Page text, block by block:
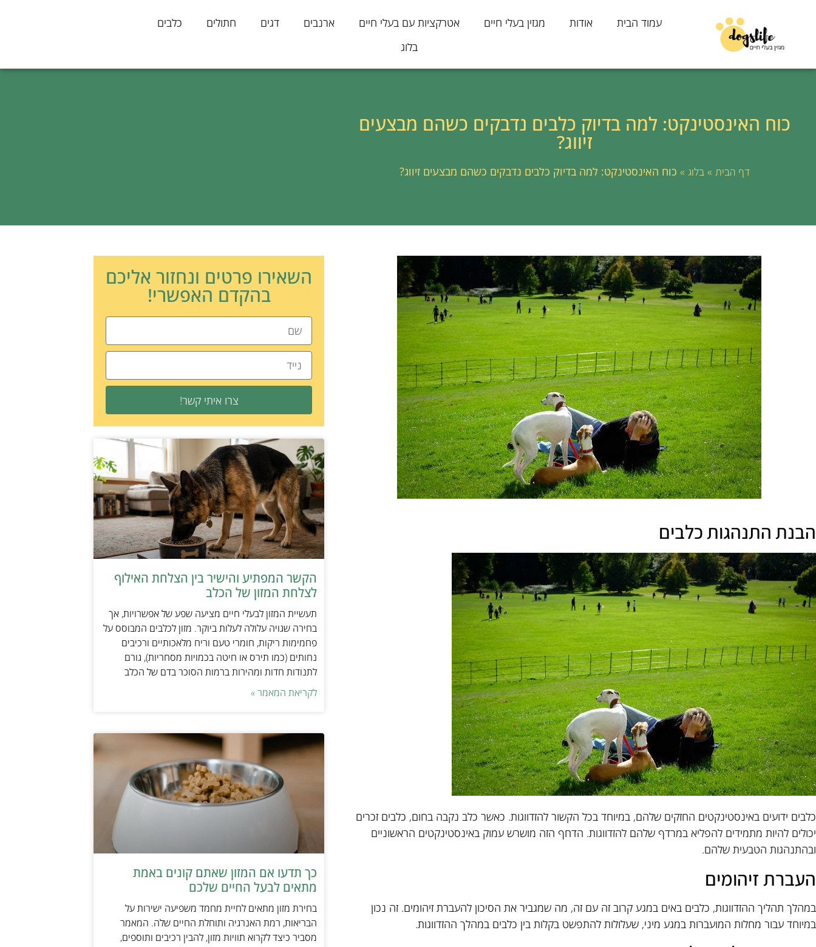
עמוד הבית אודות מגזין בעלי חיים אטרקציות עם בעלי חיים ארנבים דגים חתולים
כלבים
בלוג
כוח האינסטינקט: למה בדיוק כלבים נדבקים כשהם מבצעים
זיווג?
דף הבית »בלוג » כוח האינסטינקט: למה בדיוק כלבים נדבקים כשהם מבצעים זיווג?
הבנת התנהגות כלבים
כלבים ידועים באינסטינקטים החזקים שלהם, במיוחד בכל הקשור להזדווגות. כאשר כלב נקבה בחום, כלבים זכרים
יכולים להיות מתמידים להפליא במרדף שלהם להזדווגות. הדחף הזה מושרש עמוק באינסטינקטים הראשוניים
ובהתנהגות הטבעית שלהם.
העברת זיהומים
במהלך תהליך ההזדווגות, כלבים באים במגע קרוב זה עם זה, מה שמגביר את הסיכון להעברת זיהומים. זה נכון
במיוחד עבור מחלות המועברות במגע מיני, שעלולות להתפשט בקלות בין כלבים במהלך ההזדווגות.
השאירו פרטים ונחזור אליכם
בהקדם האפשרי!
צרו איתי קשר!
הקשר המפתיע והישיר בין הצלחת האילוף
לצלחת המזון של הכלב
תעשיית המזון לבעלי חיים מציעה שפע של אפשרויות, אך
בחירה שגויה עלולה לעלות ביוקר. מזון לכלבים המבוסס על
פחמימות ריקות, חומרי טעם וריח מלאכותיים ורכיבים
נחותים (כמו תירס או חיטה בכמויות מסחריות), גורם
לתנודות חדות ומהירות ברמות הסוכר בדם של הכלב
לקריאת המאמר »
כך תדעו אם המזון שאתם קונים באמת
מתאים לבעל החיים שלכם
בחירת מזון מתאים לחיית מחמד משפיעה ישירות על
הבריאות, רמת האנרגיה ותוחלת החיים שלה. המאמר
מסביר כיצד לקרוא תוויות מזון, להבין רכיבים ותוספים,